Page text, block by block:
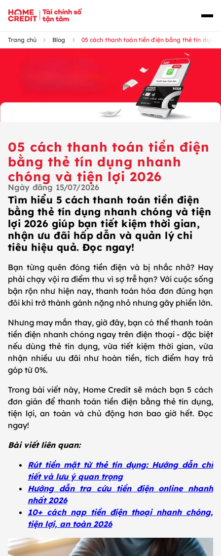
Trang chủ Blog 05 cách thanh toán tiền điện bằng thẻ tín dụng
05 cách thanh toán tiền điện
bằng thẻ tín dụng nhanh
chóng và tiện lợi 2026
Ngày đăng 15/07/2026
Tìm hiểu 5 cách thanh toán tiền điện
bằng thẻ tín dụng nhanh chóng và tiện
lợi 2026 giúp bạn tiết kiệm thời gian,
nhận ưu đãi hấp dẫn và quản lý chi
tiêu hiệu quả. Đọc ngay!
Bạn từng quên đóng tiền điện và bị nhắc nhở? Hay
phải chạy vội ra điểm thu vì sợ trễ hạn? Với cuộc sống
bận rộn như hiện nay, thanh toán hóa đơn đúng hạn
đôi khi trở thành gánh nặng nhỏ nhưng gây phiền lớn.
Nhưng may mắn thay, giờ đây, bạn có thể thanh toán
tiền điện nhanh chóng ngay trên điện thoại - đặc biệt
nếu dùng thẻ tín dụng, vừa tiết kiệm thời gian, vừa
nhận nhiều ưu đãi như hoàn tiền, tích điểm hay trả
góp từ 0%.
Trong bài viết này, Home Credit sẽ mách bạn 5 cách
đơn giản để thanh toán tiền điện bằng thẻ tín dụng,
tiện lợi, an toàn và chủ động hơn bao giờ hết. Đọc
ngay!
Bài viết liên quan:
Rút tiền mặt từ thẻ tín dụng: Hướng dẫn chi
tiết và lưu ý quan trọng
Hướng dẫn tra cứu tiền điện online nhanh
nhất 2026
10+ cách nạp tiền điện thoại nhanh chóng,
tiện lợi, an toàn 2026